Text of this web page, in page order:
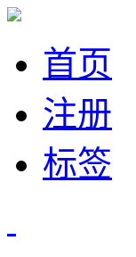
首页
注册
标签